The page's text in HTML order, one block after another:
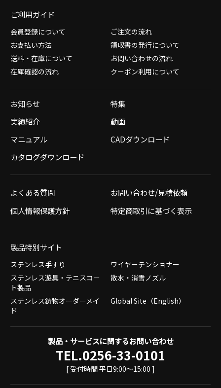
ご利用ガイド
会員登録について
ご注文の流れ
お支払い方法
領収書の発行について
送料・在庫について
お問い合わせの流れ
在庫確認の流れ
クーポン利用について
お知らせ
特集
実績紹介
動画
マニュアル
CADダウンロード
カタログダウンロード
よくある質問
お問い合わせ/見積依頼
個人情報保護方針
特定商取引に基づく表示
製品特別サイト
ステンレス手すり
ワイヤーテンショナー
ステンレス遊具・テニスコー
ト製品
散水・消雪ノズル
ステンレス鋳物オーダーメイ
ド
Global Site（English）
製品・サービスに関するお問い合わせ
TEL.0256-33-0101
[ 受付時間 平日9:00～15:00 ]